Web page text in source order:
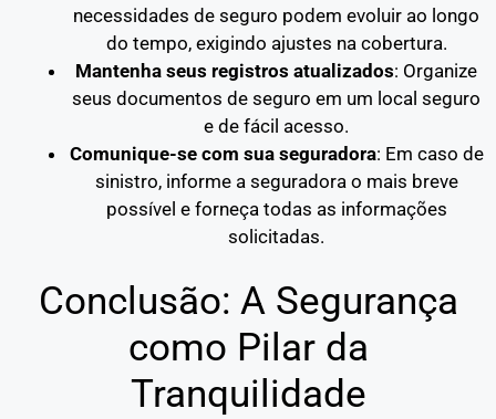
necessidades de seguro podem evoluir ao longo
do tempo, exigindo ajustes na cobertura.
Mantenha seus registros atualizados: Organize
seus documentos de seguro em um local seguro
e de fácil acesso.
Comunique-se com sua seguradora: Em caso de
sinistro, informe a seguradora o mais breve
possível e forneça todas as informações
solicitadas.
Conclusão: A Segurança
como Pilar da
Tranquilidade